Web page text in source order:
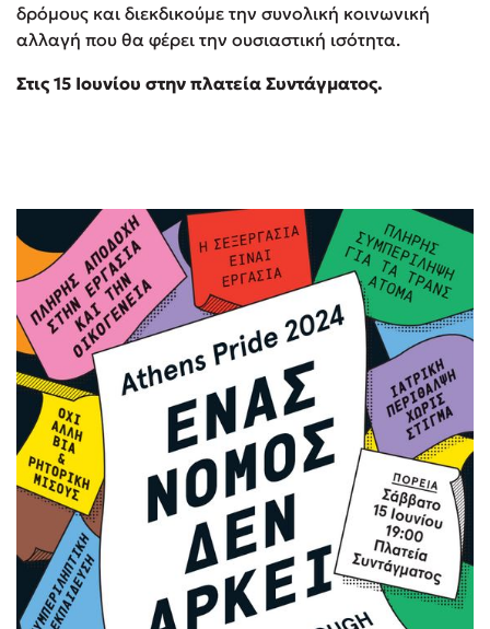
δρόμους και διεκδικούμε την συνολική κοινωνική
αλλαγή που θα φέρει την ουσιαστική ισότητα.
Στις 15 Ιουνίου στην πλατεία Συντάγματος.